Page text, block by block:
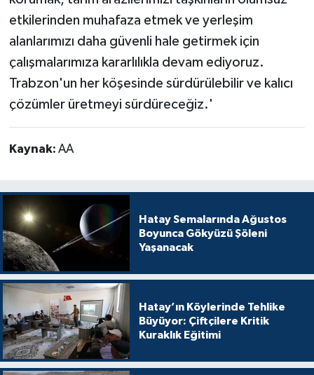
etkilerinden muhafaza etmek ve yerleşim
alanlarımızı daha güvenli hale getirmek için
çalışmalarımıza kararlılıkla devam ediyoruz.
Trabzon'un her köşesinde sürdürülebilir ve kalıcı
çözümler üretmeyi sürdüreceğiz.'
Kaynak: AA
Hatay Semalarında Ağustos
Boyunca Gökyüzü Şöleni
Yaşanacak
Hatay’ın Köylerinde Tehlike
Büyüyor: Çiftçilere Kritik
Kuraklık Eğitimi